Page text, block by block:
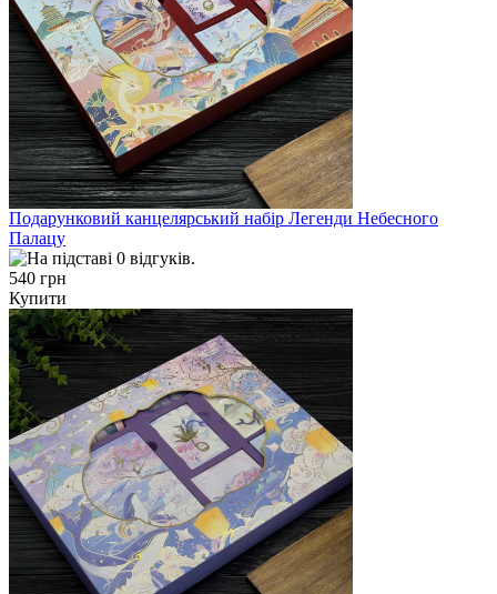
Подарунковий канцелярський набір Легенди Небесного
Палацу
540 грн
Купити